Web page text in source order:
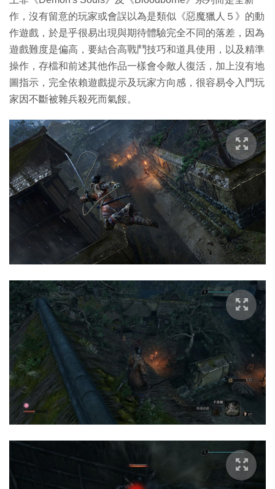
作，沒有留意的玩家或會誤以為是類似《惡魔獵人５》的動
作遊戲，於是乎很易出現與期待體驗完全不同的落差，因為
遊戲難度是偏高，要結合高戰鬥技巧和道具使用，以及精準
操作，存檔和前述其他作品一樣會令敵人復活，加上沒有地
圖指示，完全依賴遊戲提示及玩家方向感，很容易令入門玩
家因不斷被雜兵殺死而氣餒。